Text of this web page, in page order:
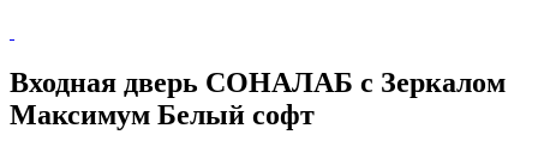
Входная дверь СОНАЛАБ с Зеркалом
Максимум Белый софт